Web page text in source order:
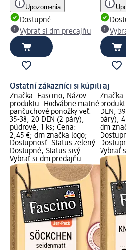
Upozornenia
Dostupné
Vybrať si dm predajňu
Ostatní zákazníci si kúpili aj
Značka: Fascino; Názov
produktu: Hodvábne matné
pančuchové ponožky veľ.
35-38, 20 DEN (2 páry),
púdrové, 1 ks; Cena:
2,45 €; dm značka logo;
Dostupnosť: Status zelený
Dostupné, Status sivý
Vybrať si dm predajňu
DEN,
páry),
dm
Vybrať